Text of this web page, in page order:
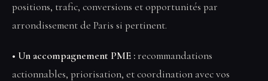
positions, trafic, conversions et opportunités par
arrondissement de Paris si pertinent.
• Un accompagnement PME :recommandations
actionnables, priorisation, et coordination avec vos